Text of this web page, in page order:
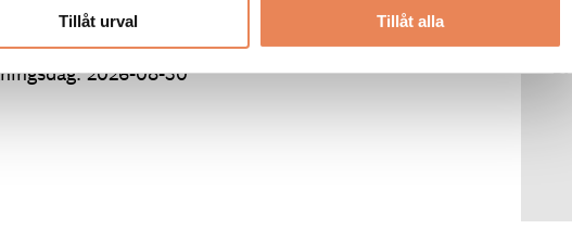
Tillåt urval Tillåt alla
Smådalarö Gård Hotell & Spa
Dalarö
2026-08-30